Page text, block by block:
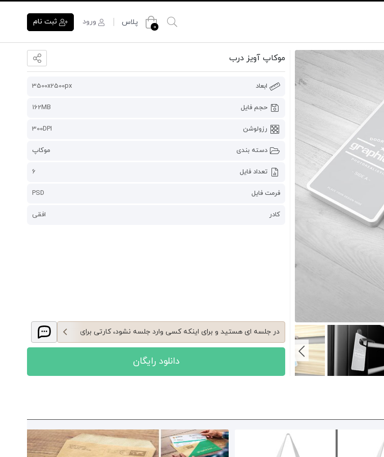
0 پلاس ورود ثبت نام
موکاپ آویز درب
ابعاد 3500x2500px
حجم فایل 162MB
رزولوشن 300DPI
دسته بندی موکاپ
تعداد فایل 6
فرمت فایل PSD
کادر افقی
در جلسه ای هستید و برای اینکه کسی وارد جلسه نشود، کارتی برای
پشت درب طراحی کرده اید؟
مطلع بشوند، کارت آویز راهنمایی را طراحی کرده اید؟
برای تبلیغ شرکتتان کارت آویز تبلغاتی طراحی کرده اید و میخواهید با
دانلود رایگان